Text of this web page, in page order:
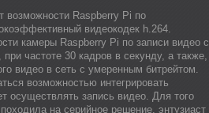
возможности Raspberry Pi по
видеокодек h.264.
камеры Raspberry Pi по записи видео с
частоте 30 кадров в секунду, а также,
видео в сеть с умеренным битрейтом.
возможностью интегрировать
осуществлять запись видео. Для того
на серийное решение, энтузиаст